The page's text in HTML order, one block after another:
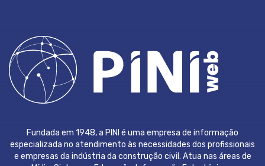
Fundada em 1948, a PINI é uma empresa de informação
especializada no atendimento às necessidades dos profissionais
e empresas da indústria da construção civil. Atua nas áreas de